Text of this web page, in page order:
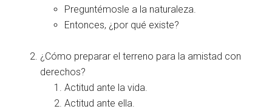
Preguntémosle a la naturaleza.
Entonces, ¿por qué existe?
¿Cómo preparar el terreno para la amistad con
derechos?
Actitud ante la vida.
Actitud ante ella.